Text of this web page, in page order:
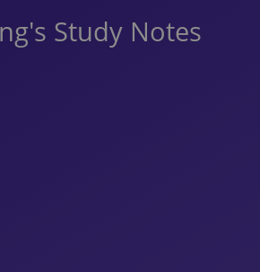
Study Notes